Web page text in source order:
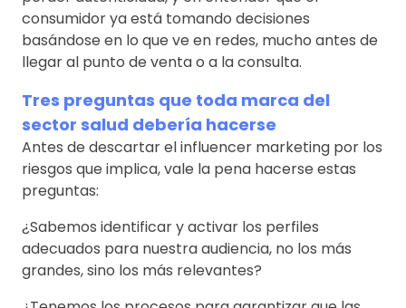
consumidor ya está tomando decisiones
basándose en lo que ve en redes, mucho antes de
llegar al punto de venta o a la consulta.
Tres preguntas que toda marca del
sector salud debería hacerse
Antes de descartar el influencer marketing por los
riesgos que implica, vale la pena hacerse estas
preguntas:
¿Sabemos identificar y activar los perfiles
adecuados para nuestra audiencia, no los más
grandes, sino los más relevantes?